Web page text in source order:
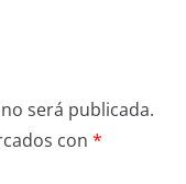
será publicada.
con *